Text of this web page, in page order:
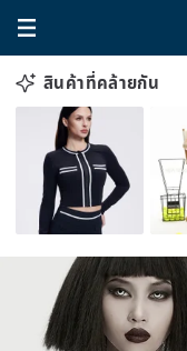
สินค้าที่คล้ายกัน